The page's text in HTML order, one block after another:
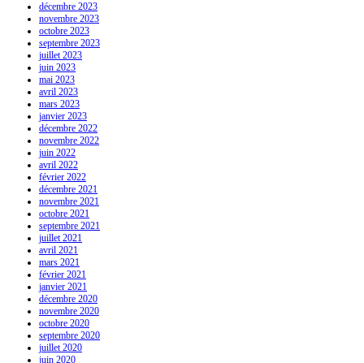
décembre 2023
novembre 2023
octobre 2023
septembre 2023
juillet 2023
juin 2023
mai 2023
avril 2023
mars 2023
janvier 2023
décembre 2022
novembre 2022
juin 2022
avril 2022
février 2022
décembre 2021
novembre 2021
octobre 2021
septembre 2021
juillet 2021
avril 2021
mars 2021
février 2021
janvier 2021
décembre 2020
novembre 2020
octobre 2020
septembre 2020
juillet 2020
juin 2020